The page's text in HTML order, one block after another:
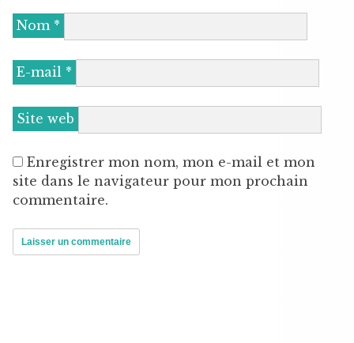
Nom *
E-mail *
Site web
Enregistrer mon nom, mon e-mail et mon
site dans le navigateur pour mon prochain
commentaire.